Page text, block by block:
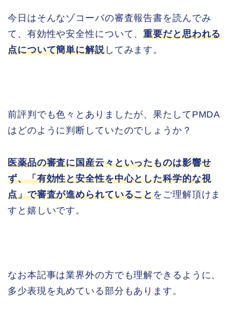
今日はそんなゾコーバの審査報告書を読んでみ
て、有効性や安全性について、重要だと思われる
点について簡単に解説してみます。
前評判でも色々とありましたが、果たしてPMDA
はどのように判断していたのでしょうか？
医薬品の審査に国産云々といったものは影響せ
ず、「有効性と安全性を中心とした科学的な視
点」で審査が進められていることをご理解頂けま
すと嬉しいです。
なお本記事は業界外の方でも理解できるように、
多少表現を丸めている部分もあります。